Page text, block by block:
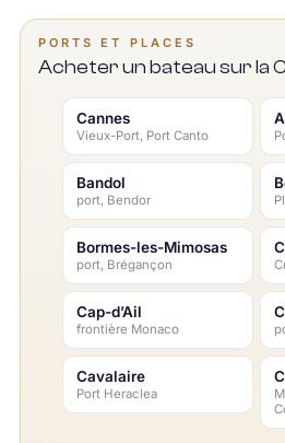
PORTS ET PLACES
Acheter un bateau sur la
Cannes
Vieux-Port, Port Canto
Bandol
port, Bendor
Bormes-les-Mimosas
port, Brégançon
Cap-d’Ail
frontière Monaco
Cavalaire
Port Heraclea